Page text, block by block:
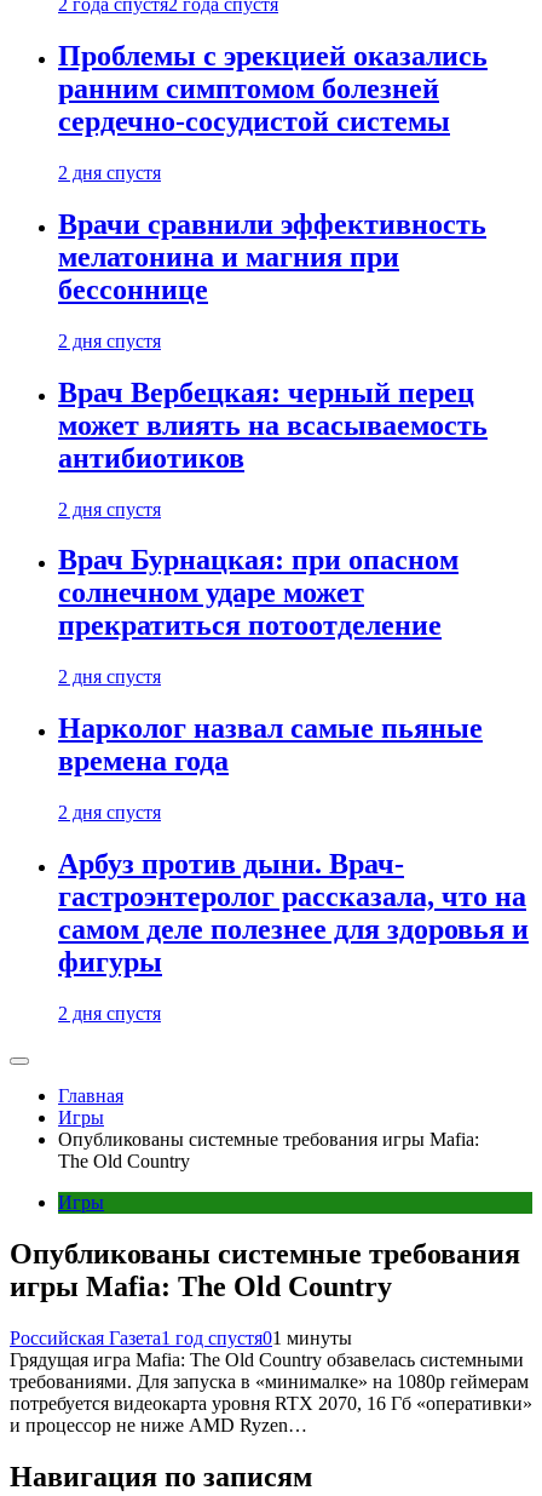
2 года спустя2 года спустя
Проблемы с эрекцией оказались
ранним симптомом болезней
сердечно-сосудистой системы
2 дня спустя
Врачи сравнили эффективность
мелатонина и магния при
бессоннице
2 дня спустя
Врач Вербецкая: черный перец
может влиять на всасываемость
антибиотиков
2 дня спустя
Врач Бурнацкая: при опасном
солнечном ударе может
прекратиться потоотделение
2 дня спустя
Нарколог назвал самые пьяные
времена года
2 дня спустя
Арбуз против дыни. Врач-
гастроэнтеролог рассказала, что на
самом деле полезнее для здоровья и
фигуры
2 дня спустя
Главная
Игры
Опубликованы системные требования игры Mafia:
The Old Country
Игры
Опубликованы системные требования
игры Mafia: The Old Country
Российская Газета1 год спустя01 минуты
Грядущая игра Mafia: The Old Country обзавелась системными
требованиями. Для запуска в «минималке» на 1080p геймерам
потребуется видеокарта уровня RTX 2070, 16 Гб «оперативки»
и процессор не ниже AMD Ryzen…
Навигация по записям